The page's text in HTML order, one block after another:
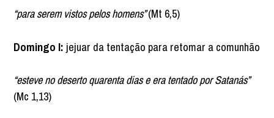
“para serem vistos pelos homens”(Mt 6,5)
Domingo I: jejuar da tentação para retomar a comunhão
“esteve no deserto quarenta dias e era tentado por Satanás”
(Mc 1,13)